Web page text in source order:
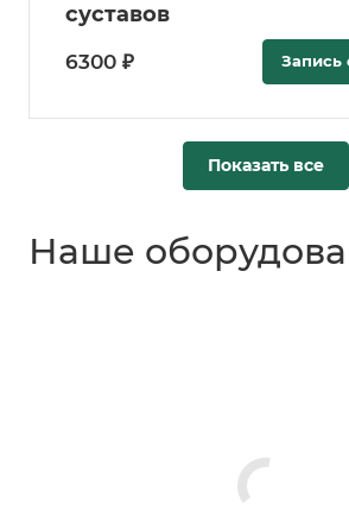
суставов
6300 ₽ Запись
Показать все
Наше